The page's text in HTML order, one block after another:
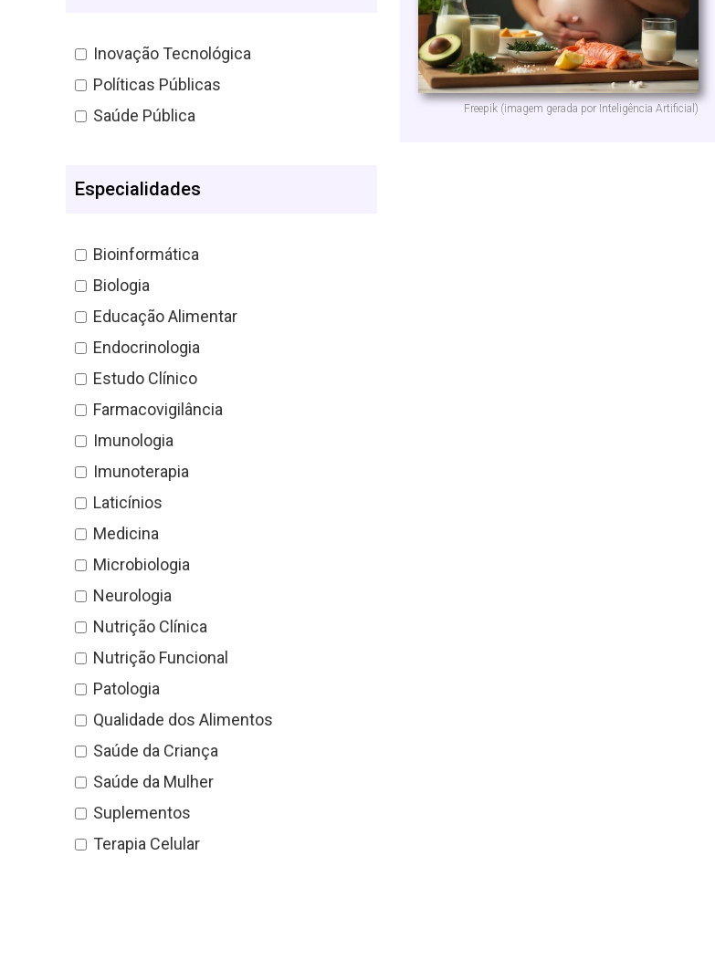
Inovação Tecnológica
Políticas Públicas
Saúde Pública
Especialidades
Bioinformática
Biologia
Educação Alimentar
Endocrinologia
Estudo Clínico
Farmacovigilância
Imunologia
Imunoterapia
Laticínios
Medicina
Microbiologia
Neurologia
Nutrição Clínica
Nutrição Funcional
Patologia
Qualidade dos Alimentos
Saúde da Criança
Saúde da Mulher
Suplementos
Terapia Celular
Freepik (imagem gerada por Inteligência Artificial)